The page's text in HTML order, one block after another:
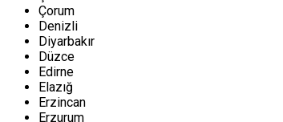
Çorum
Denizli
Diyarbakır
Düzce
Edirne
Elazığ
Erzincan
Erzurum